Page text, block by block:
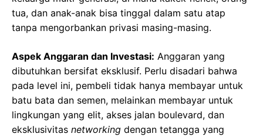
tua, dan anak-anak bisa tinggal dalam satu atap
tanpa mengorbankan privasi masing-masing.
Aspek Anggaran dan Investasi: Anggaran yang
dibutuhkan bersifat eksklusif. Perlu disadari bahwa
pada level ini, pembeli tidak hanya membayar untuk
batu bata dan semen, melainkan membayar untuk
lingkungan yang elit, akses jalan boulevard, dan
eksklusivitas networking dengan tetangga yang